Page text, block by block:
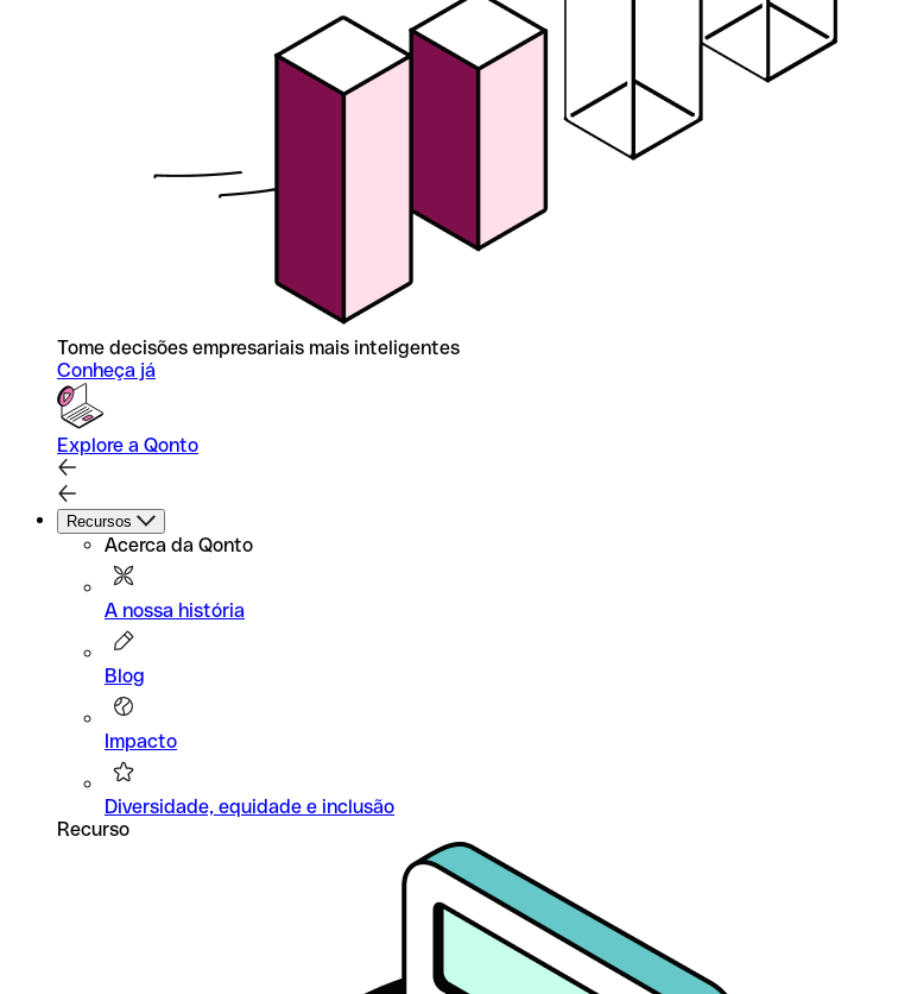
Tome decisões empresariais mais inteligentes
Conheça já
Explore a Qonto
Recursos
Acerca da Qonto
A nossa história
Blog
Impacto
Diversidade, equidade e inclusão
Recurso